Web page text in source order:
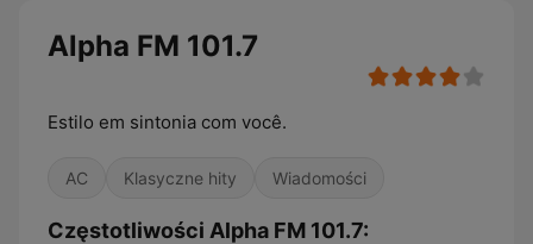
Alpha FM 101.7
Estilo em sintonia com você.
AC Klasyczne hity Wiadomości
Częstotliwości Alpha FM 101.7: